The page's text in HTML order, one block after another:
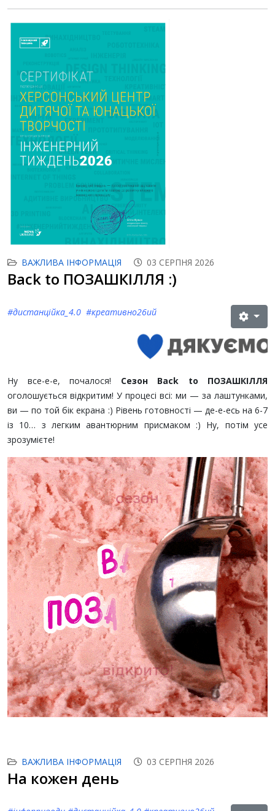
ВАЖЛИВА ІНФОРМАЦІЯ 03 СЕРПНЯ 2026
Back to ПОЗАШКІЛЛЯ :)
#дистанційка_4.0 #креативно26ий
Ну все-е-е, почалося! Сезон Back to ПОЗАШКІЛЛЯ
оголошується відкритим! У процесі всі: ми — за лаштунками,
ви — по той бік екрана :) Рівень готовності — де-е-есь на 6-7
із 10… з легким авантюрним присмаком :) Ну, потім усе
зрозумієте!
ВАЖЛИВА ІНФОРМАЦІЯ 03 СЕРПНЯ 2026
На кожен день